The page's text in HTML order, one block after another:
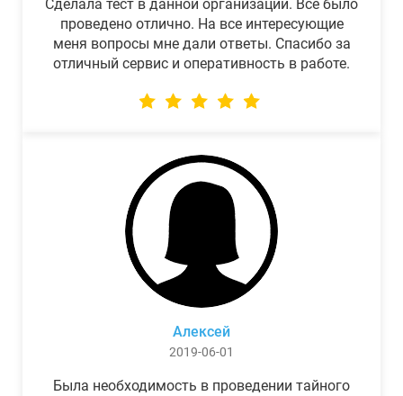
Сделала тест в данной организации. Все было
проведено отлично. На все интересующие
меня вопросы мне дали ответы. Спасибо за
отличный сервис и оперативность в работе.
Алексей
2019-06-01
Была необходимость в проведении тайного